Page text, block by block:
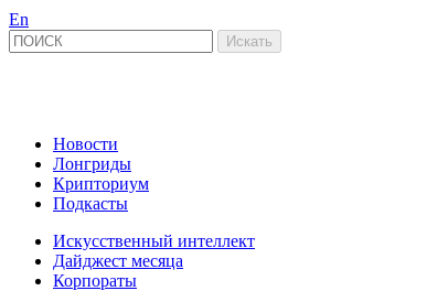
En
Новости
Лонгриды
Крипториум
Подкасты
Искусственный интеллект
Дайджест месяца
Корпораты